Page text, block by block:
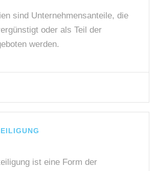
sind Unternehmensanteile, die
oder als Teil der
werden.
ist eine Form der